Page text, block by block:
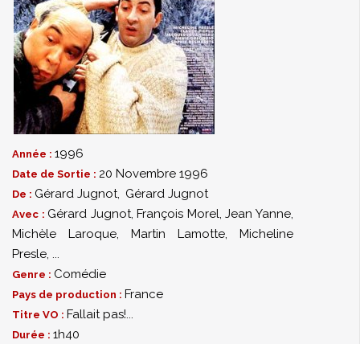
Année : 1996
Date de Sortie : 20 Novembre 1996
De : Gérard Jugnot, Gérard Jugnot
Avec : Gérard Jugnot,François Morel,Jean Yanne,
Michèle Laroque, Martin Lamotte, Micheline
Presle, ...
Genre : Comédie
Pays de production : France
Titre VO : Fallait pas!...
Durée : 1h40